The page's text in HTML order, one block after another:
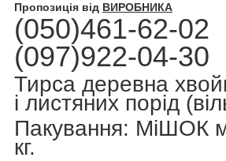
Пропозиція від ВИРОБНИКА
(050)461-62-02
(097)922-04-30
Тирса деревна
і листяних порід
Пакування: МіШОК
кг.